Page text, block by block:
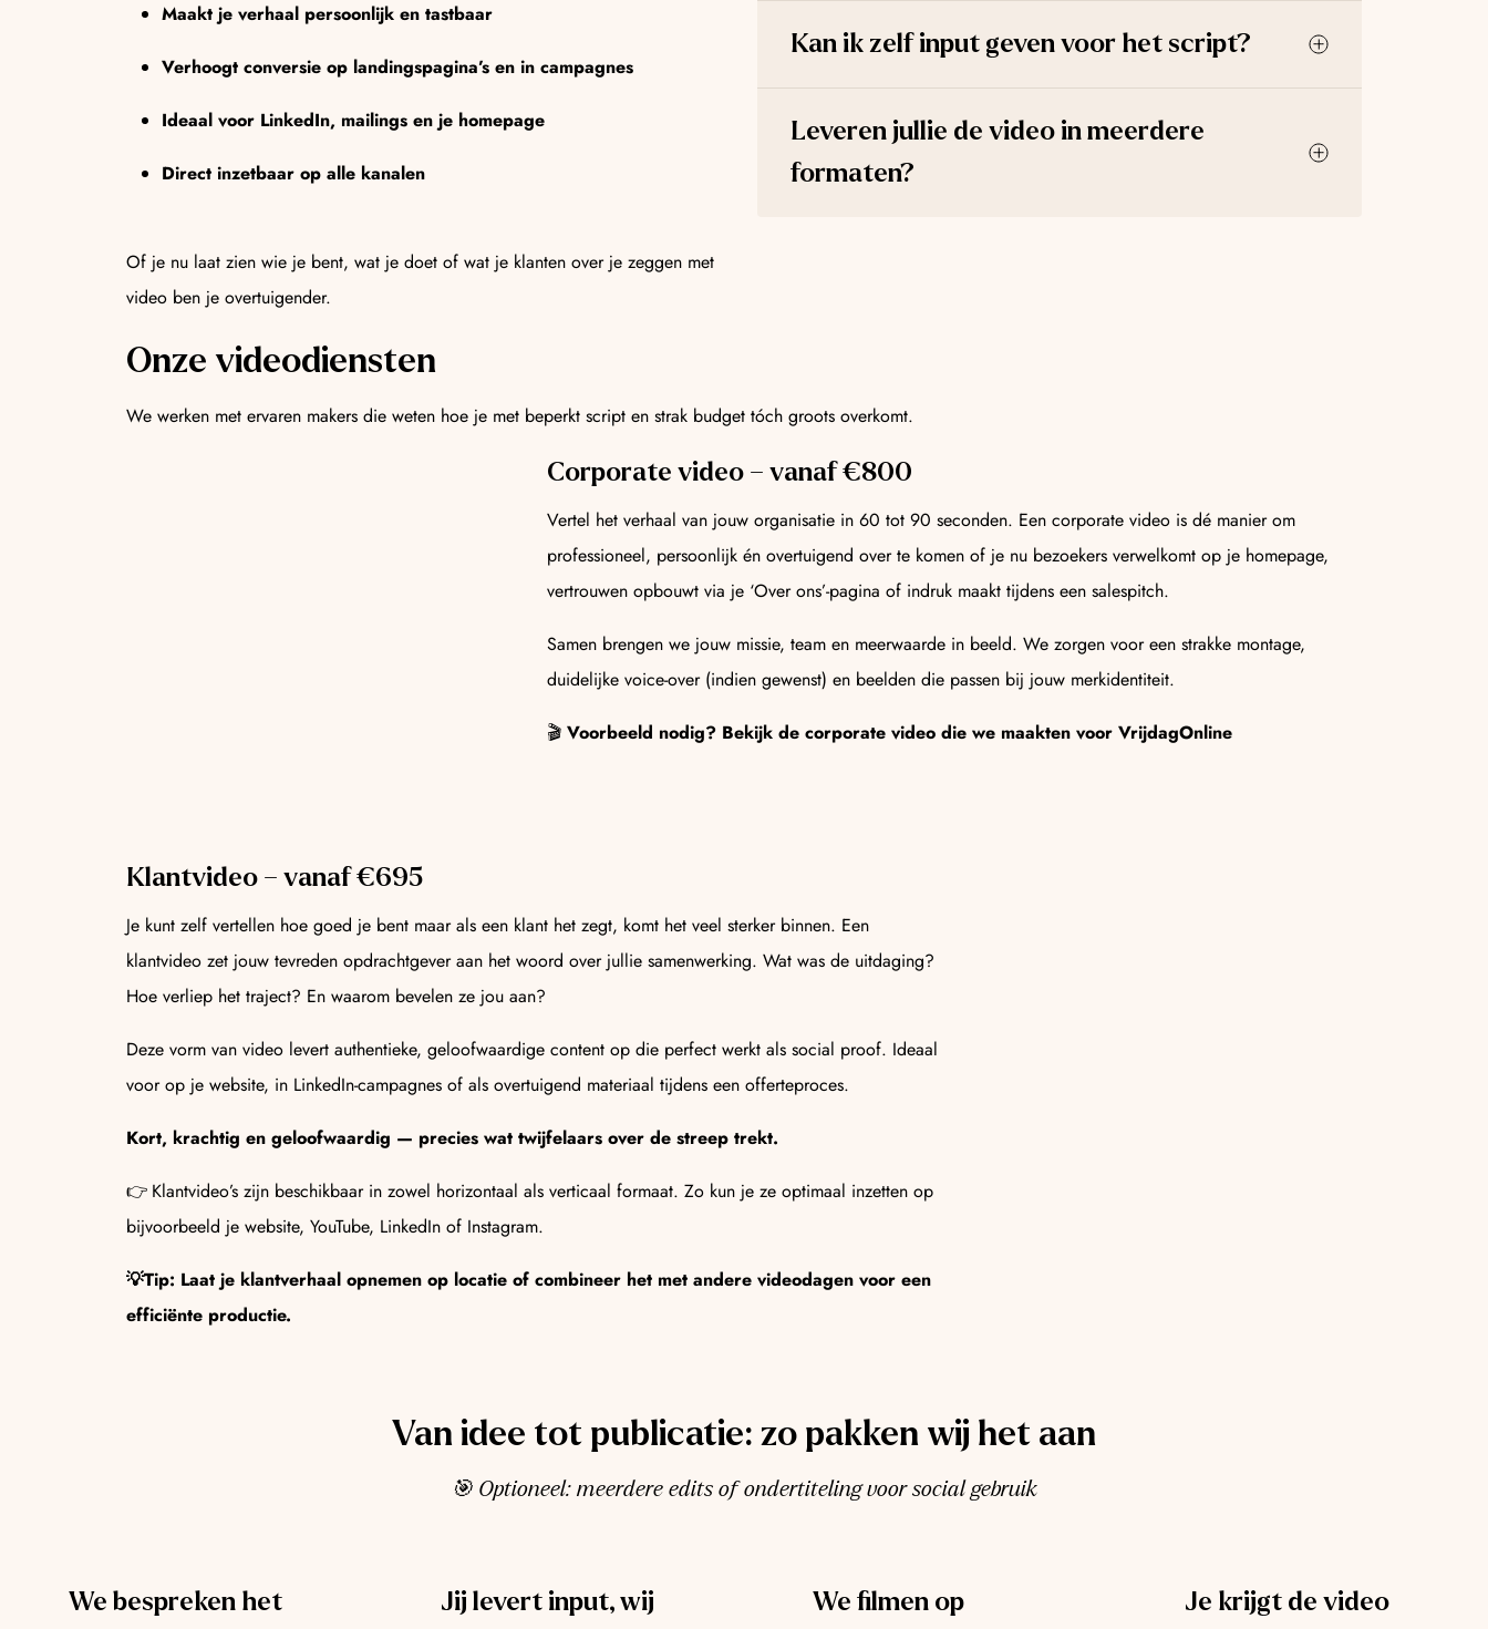
Maakt je verhaal persoonlijk en tastbaar
Verhoogt conversie op landingspagina’s en in campagnes
Ideaal voor LinkedIn, mailings en je homepage
Direct inzetbaar op alle kanalen
Of je nu laat zien wie je bent, wat je doet of wat je klanten over je zeggen met
video ben je overtuigender.
Kan ik zelf input geven voor het script?
Leveren jullie de video in meerdere
formaten?
Onze videodiensten
We werken met ervaren makers die weten hoe je met beperkt script en strak budget tóch groots overkomt.
Corporate video – vanaf €800
Vertel het verhaal van jouw organisatie in 60 tot 90 seconden. Een corporate video is dé manier om
professioneel, persoonlijk én overtuigend over te komen of je nu bezoekers verwelkomt op je homepage,
vertrouwen opbouwt via je ‘Over ons’-pagina of indruk maakt tijdens een salespitch.
Samen brengen we jouw missie, team en meerwaarde in beeld. We zorgen voor een strakke montage,
duidelijke voice-over (indien gewenst) en beelden die passen bij jouw merkidentiteit.
🎬 Voorbeeld nodig? Bekijk de corporate video die we maakten voor VrijdagOnline
Klantvideo – vanaf €695
Je kunt zelf vertellen hoe goed je bent maar als een klant het zegt, komt het veel sterker binnen. Een
klantvideo zet jouw tevreden opdrachtgever aan het woord over jullie samenwerking. Wat was de uitdaging?
Hoe verliep het traject? En waarom bevelen ze jou aan?
Deze vorm van video levert authentieke, geloofwaardige content op die perfect werkt als social proof. Ideaal
voor op je website, in LinkedIn-campagnes of als overtuigend materiaal tijdens een offerteproces.
Kort, krachtig en geloofwaardig — precies wat twijfelaars over de streep trekt.
👉 Klantvideo’s zijn beschikbaar in zowel horizontaal als verticaal formaat. Zo kun je ze optimaal inzetten op
bijvoorbeeld je website, YouTube, LinkedIn of Instagram.
💡Tip: Laat je klantverhaal opnemen op locatie of combineer het met andere videodagen voor een
efficiënte productie.
Van idee tot publicatie: zo pakken wij het aan
🎯 Optioneel: meerdere edits of ondertiteling voor social gebruik
We bespreken het
Jij levert input, wij
We filmen op
Je krijgt de video